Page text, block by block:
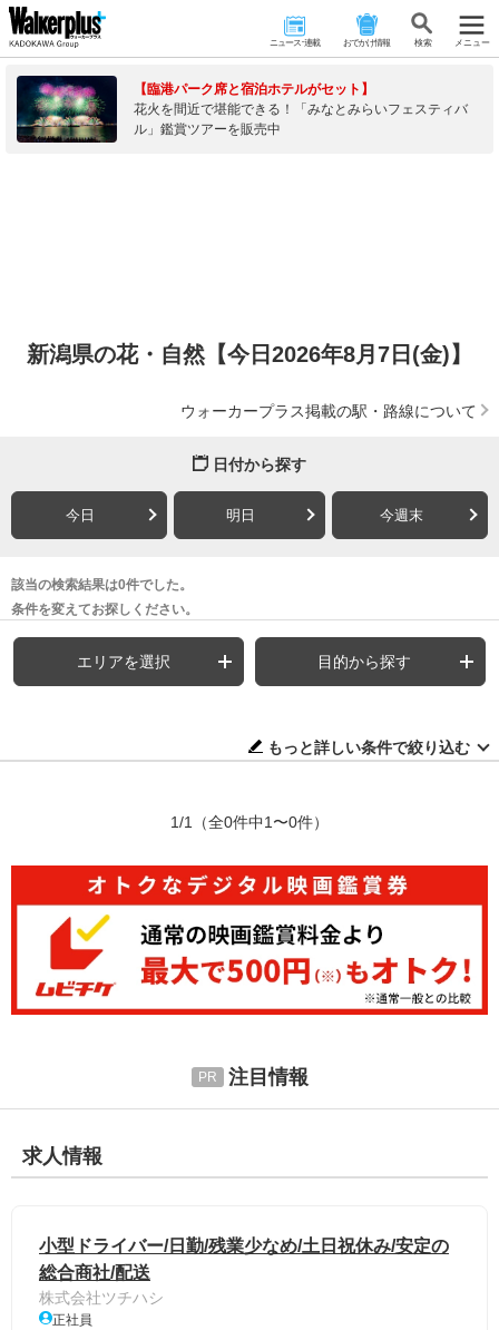
ニュース･連載 おでかけ情報 検 索 メニュー
【臨港パーク席と宿泊ホテルがセット】
花火を間近で堪能できる！「みなとみらいフェスティバ
ル」鑑賞ツアーを販売中
新潟県の花・自然【今日2026年8月7日(金)】
ウォーカープラス掲載の駅・路線について
日付から探す
今日 明日 今週末
該当の検索結果は0件でした。
条件を変えてお探しください。
エリアを選択 目的から探す
もっと詳しい条件で絞り込む
1/1 （全0件中1〜0件）
注目情報
求人情報
小型ドライバー/日勤/残業少なめ/土日祝休み/安定の
総合商社/配送
株式会社ツチハシ
正社員